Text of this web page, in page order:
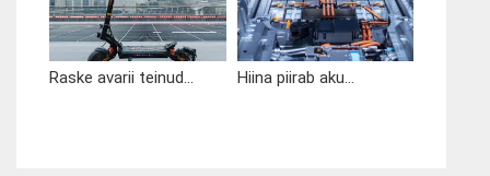
Raske avarii teinud... Hiina piirab aku...